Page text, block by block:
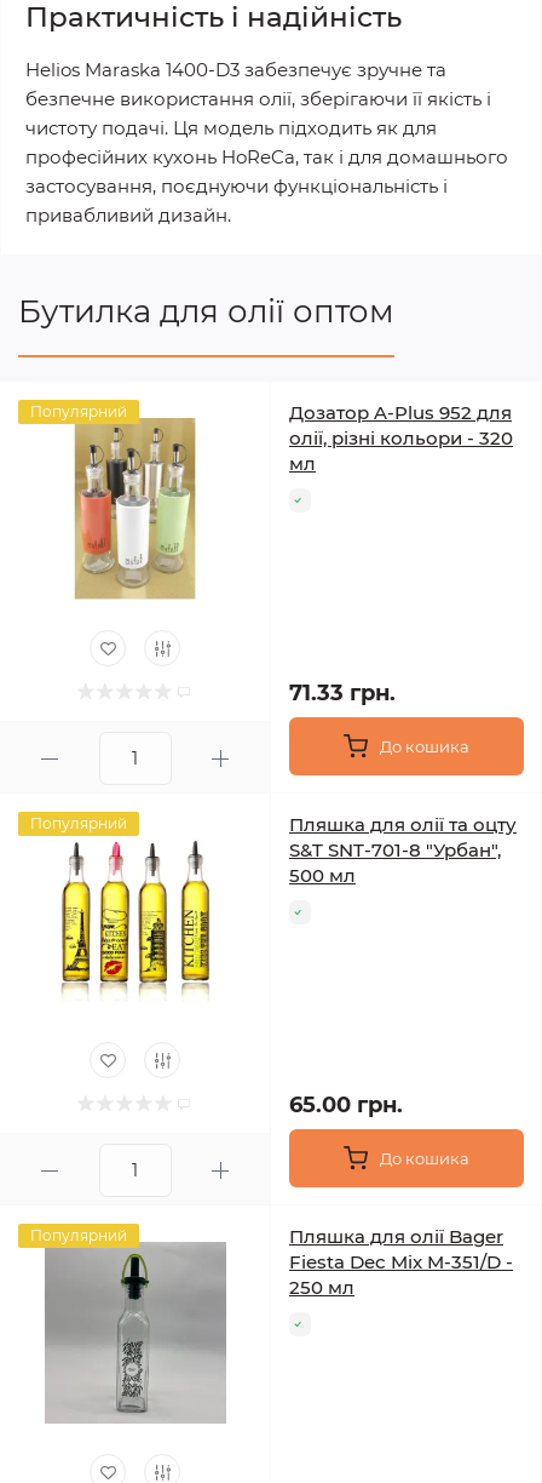
Практичність і надійність
Helios Maraska 1400-D3 забезпечує зручне та
безпечне використання олії, зберігаючи її якість і
чистоту подачі. Ця модель підходить як для
професійних кухонь HoReCa, так і для домашнього
застосування, поєднуючи функціональність і
привабливий дизайн.
Бутилка для олії оптом
Популярний
Дозатор A-Plus 952 для
олії, різні кольори - 320
мл
71.33 грн.
До кошика
Популярний
Пляшка для олії та оцту
S&T SNT-701-8 "Урбан",
500 мл
65.00 грн.
До кошика
Популярний
Пляшка для олії Bager
Fiesta Dec Mix M-351/D -
250 мл